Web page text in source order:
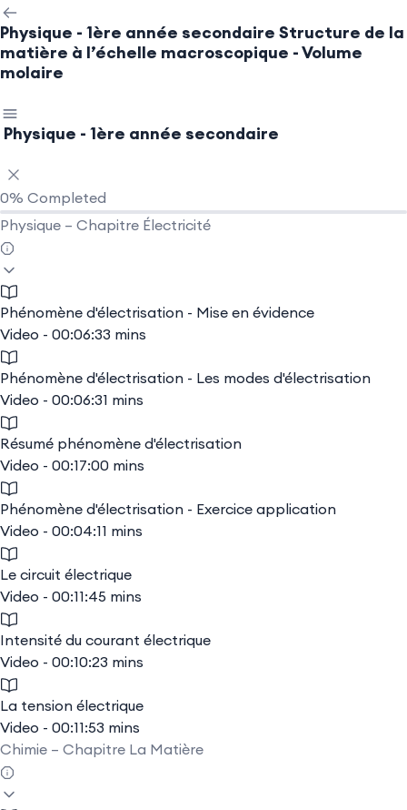
Physique - 1ère année secondaire Structure de la
matière à l’échelle macroscopique - Volume
molaire
Physique - 1ère année secondaire
0% Completed
Physique – Chapitre Électricité
Phénomène d'électrisation - Mise en évidence
Video - 00:06:33 mins
Phénomène d'électrisation - Les modes d'électrisation
Video - 00:06:31 mins
Résumé phénomène d'électrisation
Video - 00:17:00 mins
Phénomène d'électrisation - Exercice application
Video - 00:04:11 mins
Le circuit électrique
Video - 00:11:45 mins
Intensité du courant électrique
Video - 00:10:23 mins
La tension électrique
Video - 00:11:53 mins
Chimie – Chapitre La Matière